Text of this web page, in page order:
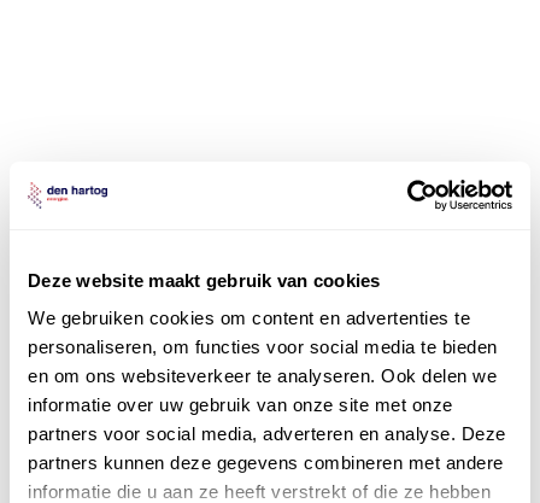
Deze website maakt gebruik van cookies
We gebruiken cookies om content en advertenties te
personaliseren, om functies voor social media te bieden
en om ons websiteverkeer te analyseren. Ook delen we
informatie over uw gebruik van onze site met onze
partners voor social media, adverteren en analyse. Deze
partners kunnen deze gegevens combineren met andere
informatie die u aan ze heeft verstrekt of die ze hebben
Onze
smeermiddelexperts
Vragen of twijfels over de beste smeermiddelen voor
uw toepassing? Neem vrijblijvend contact op met onze
smeermiddelenexperts. Zij adviseren u graag over het
best passende smeermiddel voor uw applicatie of
machine!
contact